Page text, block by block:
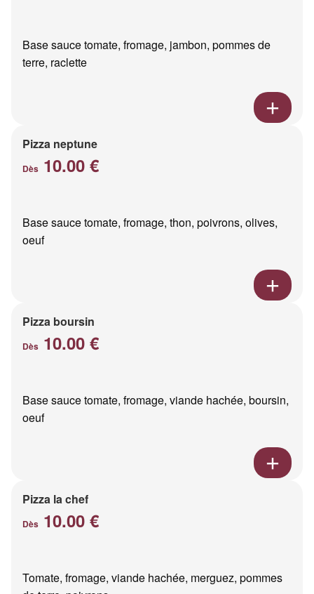
Base sauce tomate, fromage, jambon, pommes de
terre, raclette
Pizza neptune
Dès 10.00 €
Base sauce tomate, fromage, thon, poivrons, olives,
oeuf
Pizza boursin
Dès 10.00 €
Base sauce tomate, fromage, viande hachée, boursin,
oeuf
Pizza la chef
Dès 10.00 €
Tomate, fromage, viande hachée, merguez, pommes